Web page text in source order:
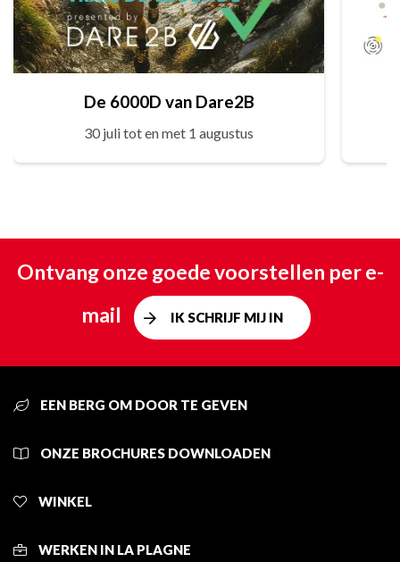
De 6000D van Dare2B
30 juli tot en met 1 augustus
Ontvang onze goede voorstellen per e-
mail
IK SCHRIJF MIJ IN
EEN BERG OM DOOR TE GEVEN
ONZE BROCHURES DOWNLOADEN
WINKEL
WERKEN IN LA PLAGNE